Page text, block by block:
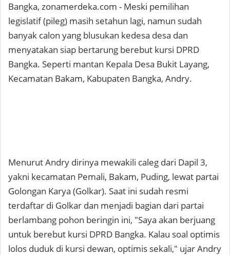
Bangka, zonamerdeka.com - Meski pemilihan
legislatif (pileg) masih setahun lagi, namun sudah
banyak calon yang blusukan kedesa desa dan
menyatakan siap bertarung berebut kursi DPRD
Bangka. Seperti mantan Kepala Desa Bukit Layang,
Kecamatan Bakam, Kabupaten Bangka, Andry.
Menurut Andry dirinya mewakili caleg dari Dapil 3,
yakni kecamatan Pemali, Bakam, Puding, lewat partai
Golongan Karya (Golkar). Saat ini sudah resmi
terdaftar di Golkar dan menjadi bagian dari partai
berlambang pohon beringin ini, "Saya akan berjuang
untuk berebut kursi DPRD Bangka. Kalau soal optimis
lolos duduk di kursi dewan, optimis sekali," ujar Andry